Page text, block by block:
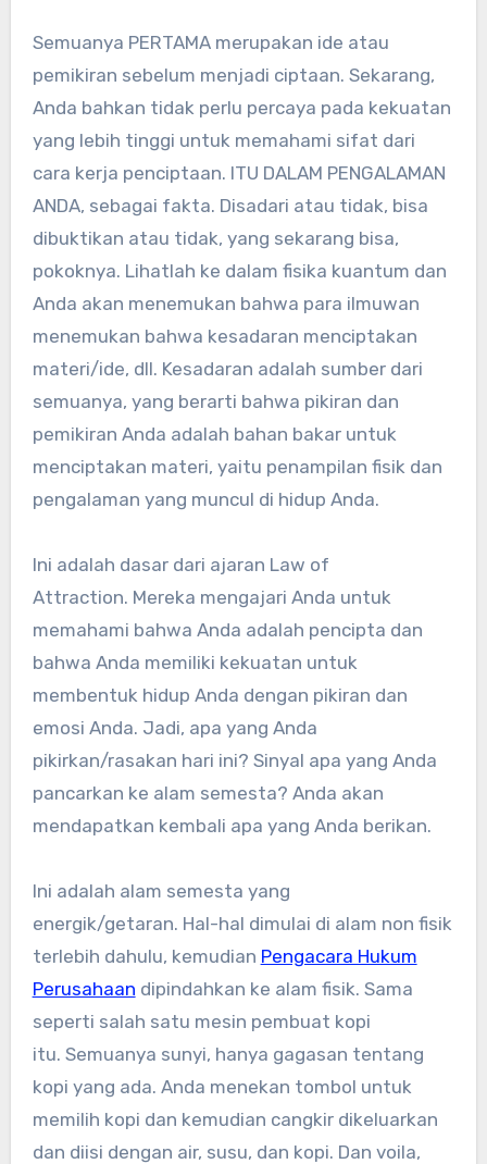
Semuanya PERTAMA merupakan ide atau
pemikiran sebelum menjadi ciptaan. Sekarang,
Anda bahkan tidak perlu percaya pada kekuatan
yang lebih tinggi untuk memahami sifat dari
cara kerja penciptaan. ITU DALAM PENGALAMAN
ANDA, sebagai fakta. Disadari atau tidak, bisa
dibuktikan atau tidak, yang sekarang bisa,
pokoknya. Lihatlah ke dalam fisika kuantum dan
Anda akan menemukan bahwa para ilmuwan
menemukan bahwa kesadaran menciptakan
materi/ide, dll. Kesadaran adalah sumber dari
semuanya, yang berarti bahwa pikiran dan
pemikiran Anda adalah bahan bakar untuk
menciptakan materi, yaitu penampilan fisik dan
pengalaman yang muncul di hidup Anda.
Ini adalah dasar dari ajaran Law of
Attraction. Mereka mengajari Anda untuk
memahami bahwa Anda adalah pencipta dan
bahwa Anda memiliki kekuatan untuk
membentuk hidup Anda dengan pikiran dan
emosi Anda. Jadi, apa yang Anda
pikirkan/rasakan hari ini? Sinyal apa yang Anda
pancarkan ke alam semesta? Anda akan
mendapatkan kembali apa yang Anda berikan.
Ini adalah alam semesta yang
energik/getaran. Hal-hal dimulai di alam non fisik
terlebih dahulu, kemudian Pengacara Hukum
Perusahaan dipindahkan ke alam fisik. Sama
seperti salah satu mesin pembuat kopi
itu. Semuanya sunyi, hanya gagasan tentang
kopi yang ada. Anda menekan tombol untuk
memilih kopi dan kemudian cangkir dikeluarkan
dan diisi dengan air, susu, dan kopi. Dan voila,